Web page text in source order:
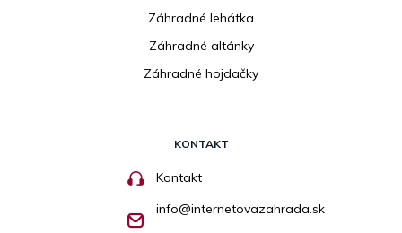
Záhradné lehátka
Záhradné altánky
Záhradné hojdačky
KONTAKT
Kontakt
info@internetovazahrada.sk